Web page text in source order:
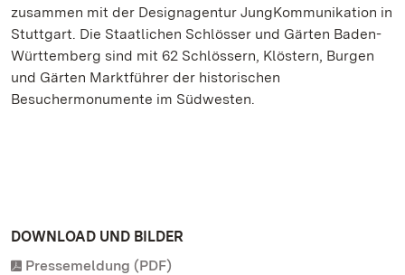
zusammen mit der Designagentur JungKommunikation in
Stuttgart. Die Staatlichen Schlösser und Gärten Baden-
Württemberg sind mit 62 Schlössern, Klöstern, Burgen
und Gärten Marktführer der historischen
Besuchermonumente im Südwesten.
DOWNLOAD UND BILDER
Pressemeldung (PDF)